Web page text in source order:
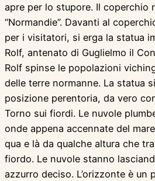
apre per lo stupore. Il coperchio
“Normandie”. Davanti al
per i visitatori, si erga la statua
Rolf, antenato di Guglielmo il
Rolf spinse le popolazioni
delle terre normanne. La statua
posizione perentoria, da vero
Torno sui fiordi. Le nuvole
onde appena accennate del
qua e là da qualche altura che
fiordo. Le nuvole stanno
azzurro deciso. L’orizzonte è un